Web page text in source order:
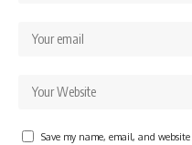
Save my name, email, and